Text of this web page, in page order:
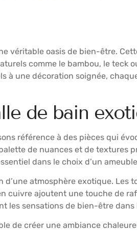
véritable oasis de bien-être.
comme le bambou, le
une décoration soignée,
de bain
référence à des pièces qui
de nuances et de textures
dans le choix d’un
d’une atmosphère exotique.
ajoutent une touche de
sensations de bien-être dans
de créer une ambiance